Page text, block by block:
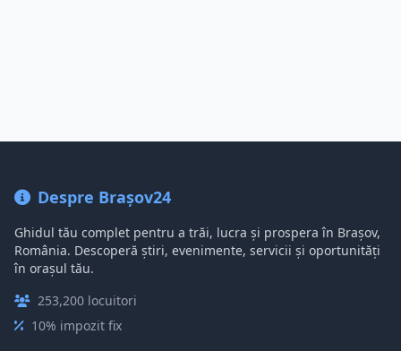
Despre Brașov24
Ghidul tău complet pentru a trăi, lucra și prospera în Brașov,
România. Descoperă știri, evenimente, servicii și oportunități
în orașul tău.
253,200 locuitori
10% impozit fix